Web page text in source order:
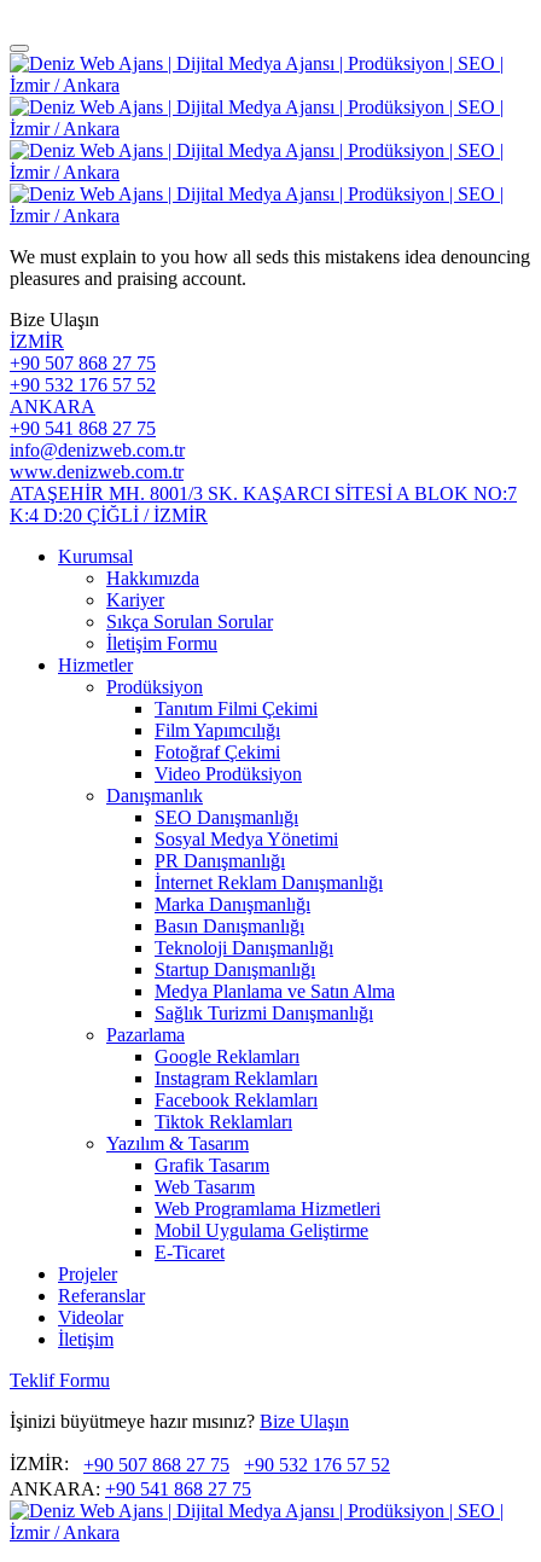
We must explain to you how all seds this mistakens idea denouncing
pleasures and praising account.
Bize Ulaşın
İZMİR
+90 507 868 27 75
+90 532 176 57 52
ANKARA
+90 541 868 27 75
info@denizweb.com.tr
www.denizweb.com.tr
ATAŞEHİR MH. 8001/3 SK. KAŞARCI SİTESİ A BLOK NO:7
K:4 D:20 ÇİĞLİ / İZMİR
Kurumsal
Hakkımızda
Kariyer
Sıkça Sorulan Sorular
İletişim Formu
Hizmetler
Prodüksiyon
Tanıtım Filmi Çekimi
Film Yapımcılığı
Fotoğraf Çekimi
Video Prodüksiyon
Danışmanlık
SEO Danışmanlığı
Sosyal Medya Yönetimi
PR Danışmanlığı
İnternet Reklam Danışmanlığı
Marka Danışmanlığı
Basın Danışmanlığı
Teknoloji Danışmanlığı
Startup Danışmanlığı
Medya Planlama ve Satın Alma
Sağlık Turizmi Danışmanlığı
Pazarlama
Google Reklamları
Instagram Reklamları
Facebook Reklamları
Tiktok Reklamları
Yazılım & Tasarım
Grafik Tasarım
Web Tasarım
Web Programlama Hizmetleri
Mobil Uygulama Geliştirme
E-Ticaret
Projeler
Referanslar
Videolar
İletişim
Teklif Formu
İşinizi büyütmeye hazır mısınız? Bize Ulaşın
İZMİR: +90 507 868 27 75
+90 532 176 57 52
ANKARA: +90 541 868 27 75